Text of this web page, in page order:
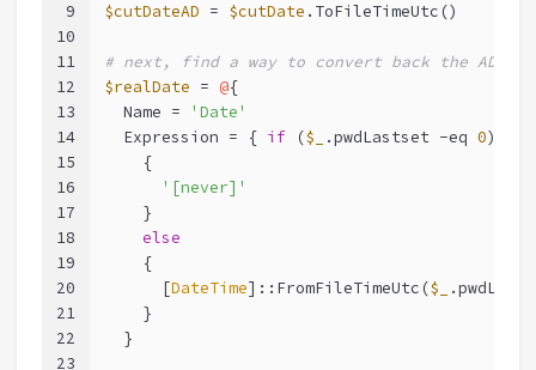
9
10
11
12
13
14
15
16
17
18
19
20
21
22
23
$cutDateAD = $cutDate .ToFileTimeUtc()
# next, find a way to convert back the AD
$realDate = @{
  Name =
'Date'
  Expression = {
if ($_ .pwdLastset -eq 0)
    {
'[never]'
    }
else
    {
      [
DateTime]::FromFileTimeUtc($_
    }
  }